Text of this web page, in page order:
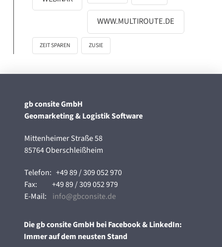
WWW.MULTIROUTE.DE
ZEIT SPAREN ZUSIE
gb consite GmbH
Geomarketing & Logistik Software
Mittenheimer Straße 58
85764 Oberschleißheim
Telefon:+49 89 / 309 052 970
Fax:+49 89 / 309 052 979
E-Mail: info@gbconsite.de
Die gb consite GmbH bei Facebook & LinkedIn:
Immer auf dem neusten Stand